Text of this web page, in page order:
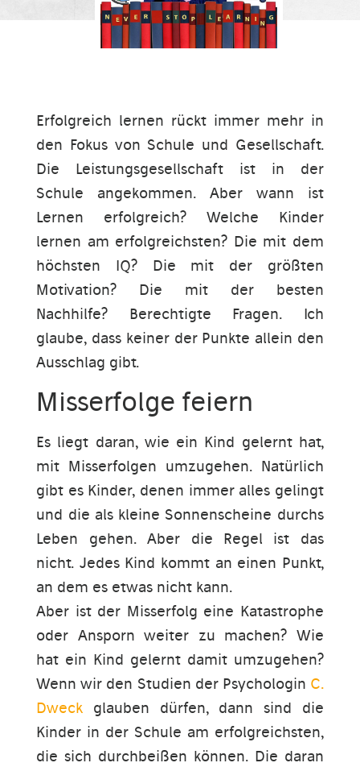
Erfolgreich lernen rückt immer mehr in
den Fokus von Schule und Gesellschaft.
Die Leistungsgesellschaft ist in der
Schule angekommen. Aber wann ist
Lernen erfolgreich? Welche Kinder
lernen am erfolgreichsten? Die mit dem
höchsten IQ? Die mit der größten
Motivation? Die mit der besten
Nachhilfe? Berechtigte Fragen. Ich
glaube, dass keiner der Punkte allein den
Ausschlag gibt.
Misserfolge feiern
Es liegt daran, wie ein Kind gelernt hat,
mit Misserfolgen umzugehen. Natürlich
gibt es Kinder, denen immer alles gelingt
und die als kleine Sonnenscheine durchs
Leben gehen. Aber die Regel ist das
nicht. Jedes Kind kommt an einen Punkt,
an dem es etwas nicht kann.
Aber ist der Misserfolg eine Katastrophe
oder Ansporn weiter zu machen? Wie
hat ein Kind gelernt damit umzugehen?
Wenn wir den Studien der Psychologin C.
Dweck glauben dürfen, dann sind die
Kinder in der Schule am erfolgreichsten,
die sich durchbeißen können. Die daran